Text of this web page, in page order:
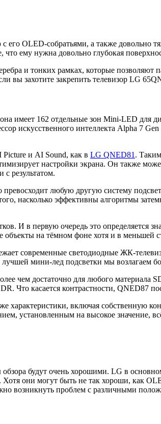
OLED-собратьями, а также довольно
ему нужна довольно глубокая
и тонких рамках, которые
вы захотите закрепить телевизор LG
имеет 162 отдельные зон Mini-LED для
искусственного интеллекта Alpha 7
и AI Sound, как в LG QNED81 .
настройки экрана. Он также
с результатом.
превосходит любую другую систему
насколько эффективны алгоритмы
И в первую очередь это определяется
объекты на тёмном фоне хотя и в меньшей
современные светодиодные ЖК-
мини-лед подсветки мы
чем достаточно для любого
Что касается контрастности, QNED87
характеристики, включая собственную
установленным на высокое значение,
будут очень хорошими. LG в
Хотя они могут быть не так хороши, как
возникнуть проблем с различными